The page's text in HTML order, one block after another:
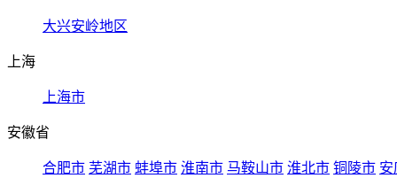
大兴安岭地区
上海
上海市
安徽省
合肥市 芜湖市 蚌埠市 淮南市 马鞍山市 淮北市 铜陵市 安